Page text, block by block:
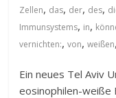
Zellen, das, der, des,
Immunsystems, in,
vernichten:,von,weißen
Ein neues Tel Aviv
eosinophilen-weiße